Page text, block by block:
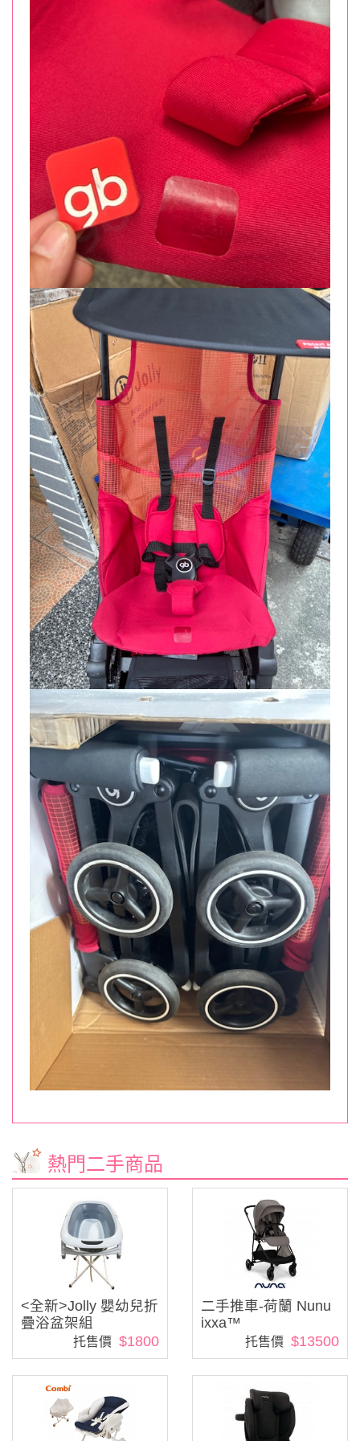
熱門二手商品
<全新>Jolly 嬰幼兒折
疊浴盆架組
托售價 $1800
二手推車-荷蘭 Nunu
ixxa™
托售價 $13500